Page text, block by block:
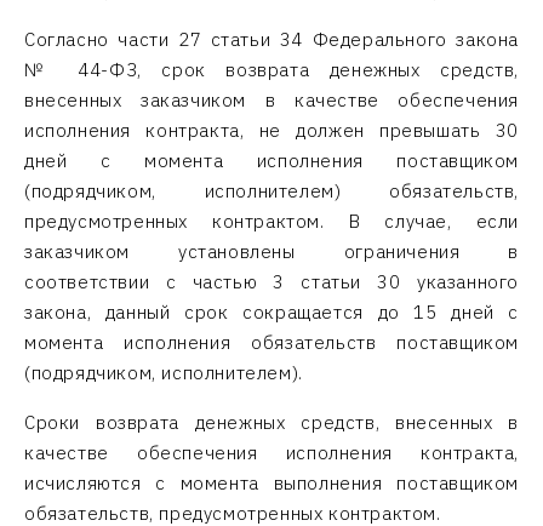
Согласно части 27 статьи 34 Федерального закона
№ 44-ФЗ, срок возврата денежных средств,
внесенных заказчиком в качестве обеспечения
исполнения контракта, не должен превышать 30
дней с момента исполнения поставщиком
(подрядчиком, исполнителем) обязательств,
предусмотренных контрактом. В случае, если
заказчиком установлены ограничения в
соответствии с частью 3 статьи 30 указанного
закона, данный срок сокращается до 15 дней с
момента исполнения обязательств поставщиком
(подрядчиком, исполнителем).
Сроки возврата денежных средств, внесенных в
качестве обеспечения исполнения контракта,
исчисляются с момента выполнения поставщиком
обязательств, предусмотренных контрактом.